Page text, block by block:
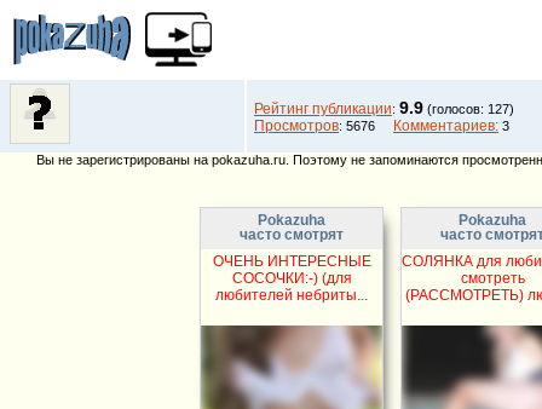
Рейтинг публикации: 9.9 (голосов: 127)
Просмотров: 5676 Комментариев: 3
Вы не зарегистрированы на pokazuha.ru. Поэтому не запоминаются
Pokazuha
часто смотрят
ОЧЕНЬ ИНТЕРЕСНЫЕ
СОСОЧКИ:-) (для
любителей небриты...
Pokazuha
часто
СОЛЯНКА для
смотреть
(РАССМОТРЕТЬ)